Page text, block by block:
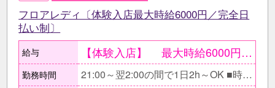
フロアレディ〔体験入店最大時給6000円／完全日
払い制〕
給与 【体験入店】 最大時給6000円〔期間限定〕 ●当日現金で全額支給。 ○体験入店は一度ではなく複数回OK。 【在籍後】 時給2500円～3000円＋ 各種高額バック有 ●同伴・指名バック100％、 ボトルキープバック30％、 その他月〆賞与有 《完全歩合制度》 時給や高額バックに加え、 完全歩合制も導入しています◎ 選べるシステムを採用しているので、 ｢自分の力でしっかり稼ぎたい！｣ という方に最適な仕組みです！ 【月収例】 ≪お昼の仕事後に働くAさん/OL≫ 時給2500円×1日3h×週2～3日〔月8日〕 ＝月収6万円+各種バック ≪しっかり稼ぎたいBさん/フリーター≫ 時給2500円×1日5h×週5日〔月20日〕 ＝月収25万円+各種バック
勤務時間 21:00～翌2:00の間で1日2h～OK ■時間帯・日数は相談に応じます。 □Wワークの方も無理なく働ける！ ⇒お昼の仕事が終わって少しゆっくりしてからの出勤も可能♪ ■日によって勤務時間の変更もＯＫ！ ⇒週末は普段より長めに働きたい！といった希望にも応じます！ □出勤・退勤時間の相談もOK！ ⇒休みにちょっとだけ働きたい、22時から３時間だけなど、週や月によっての調整も可能です♪